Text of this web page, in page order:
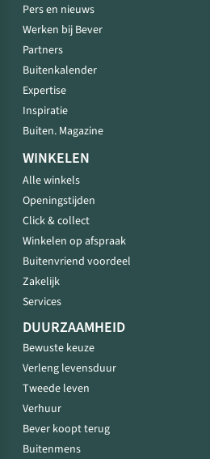
Pers en nieuws
Werken bij Bever
Partners
Buitenkalender
Expertise
Inspiratie
Buiten. Magazine
WINKELEN
Alle winkels
Openingstijden
Click & collect
Winkelen op afspraak
Buitenvriend voordeel
Zakelijk
Services
DUURZAAMHEID
Bewuste keuze
Verleng levensduur
Tweede leven
Verhuur
Bever koopt terug
Buitenmens